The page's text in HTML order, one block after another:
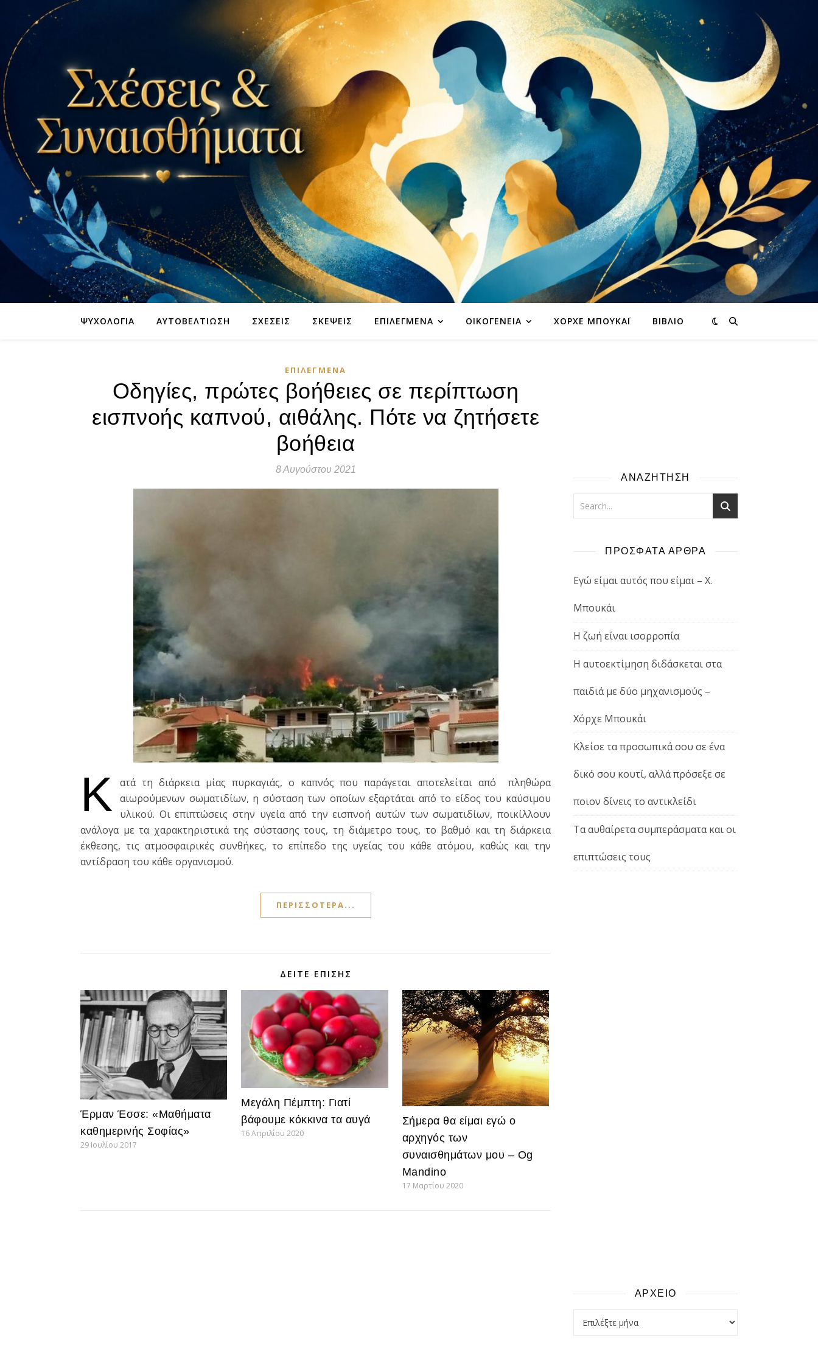
ΨΥΧΟΛΟΓΊΑ ΑΥΤΟΒΕΛΤΊΩΣΗ ΣΧΈΣΕΙΣ ΣΚΈΨΕΙΣ ΕΠΙΛΕΓΜΈΝΑ ΟΙΚΟΓΈΝΕΙΑ ΧΌΡΧΕ ΜΠΟΥΚΆΙ ΒΙΒΛΊΟ
ΕΠΙΛΕΓΜΈΝΑ
Οδηγίες, πρώτες βοήθειες σε περίπτωση
εισπνοής καπνού, αιθάλης. Πότε να ζητήσετε
βοήθεια
8 Αυγούστου 2021
Κ ατά τη διάρκεια μίας πυρκαγιάς, ο καπνός που παράγεται αποτελείται από πληθώρα
αιωρούμενων σωματιδίων, η σύσταση των οποίων εξαρτάται από το είδος του καύσιμου
υλικού. Οι επιπτώσεις στην υγεία από την εισπνοή αυτών των σωματιδίων, ποικίλλουν
ανάλογα με τα χαρακτηριστικά της σύστασης τους, τη διάμετρο τους, το βαθμό και τη διάρκεια
έκθεσης, τις ατμοσφαιρικές συνθήκες, το επίπεδο της υγείας του κάθε ατόμου, καθώς και την
αντίδραση του κάθε οργανισμού.
ΠΕΡΙΣΣΌΤΕΡΑ...
ΔΕΊΤΕ ΕΠΊΣΗΣ
Έρμαν Έσσε: «Μαθήματα
καθημερινής Σοφίας»
29 Ιουλίου 2017
Μεγάλη Πέμπτη: Γιατί
βάφουμε κόκκινα τα αυγά
16 Απριλίου 2020
Σήμερα θα είμαι εγώ ο
αρχηγός των
συναισθημάτων μου – Og
Mandino
17 Μαρτίου 2020
ΑΝΑΖΗΤΗΣΗ
ΠΡΟΣΦΑΤΑ ΑΡΘΡΑ
Εγώ είμαι αυτός που είμαι – Χ.
Μπουκάι
Η ζωή είναι ισορροπία
Η αυτοεκτίμηση διδάσκεται στα
παιδιά με δύο μηχανισμούς –
Χόρχε Μπουκάι
Κλείσε τα προσωπικά σου σε ένα
δικό σου κουτί, αλλά πρόσεξε σε
ποιον δίνεις το αντικλείδι
Τα αυθαίρετα συμπεράσματα και οι
επιπτώσεις τους
ΑΡΧΕΙΟ